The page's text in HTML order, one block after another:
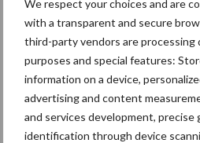
We respect your choices and are
with a transparent and secure
third-party vendors are
purposes and special features:
information on a device,
advertising and content
and services development, precise
identification through device
vakkundig
juli
zorgt
voor stevige